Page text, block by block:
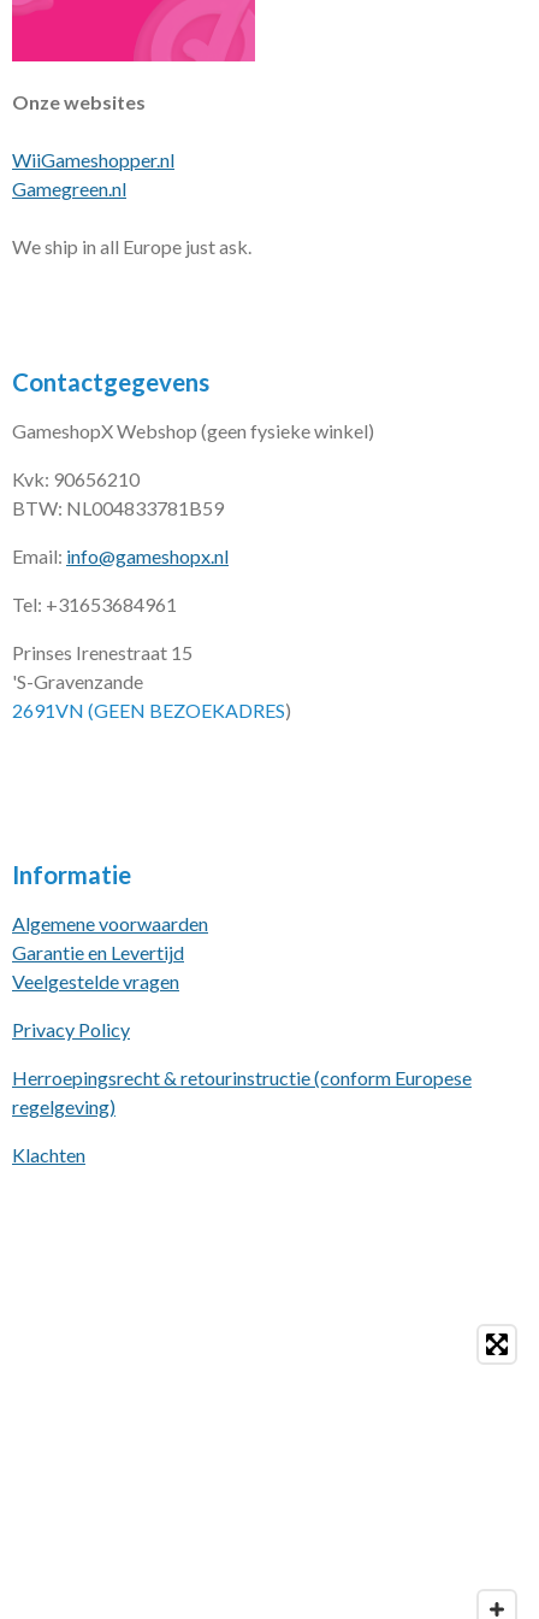
Onze websites
WiiGameshopper.nl
Gamegreen.nl
We ship in all Europe just ask.
Contactgegevens
GameshopX Webshop (geen fysieke winkel)
Kvk: 90656210
BTW: NL004833781B59
Email: info@gameshopx.nl
Tel: +31653684961
Prinses Irenestraat 15
'S-Gravenzande
2691VN (GEEN BEZOEKADRES)
Informatie
Algemene voorwaarden
Garantie en Levertijd
Veelgestelde vragen
Privacy Policy
Herroepingsrecht & retourinstructie (conform Europese
regelgeving)
Klachten